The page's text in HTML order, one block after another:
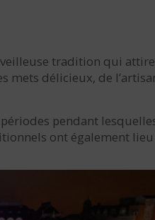
tradition qui
mets délicieux, de
pendant
ont également